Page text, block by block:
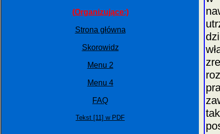
(Organizujące:)
Strona główna
Skorowidz
Menu 2
Menu 4
FAQ
Tekst [11] w PDF